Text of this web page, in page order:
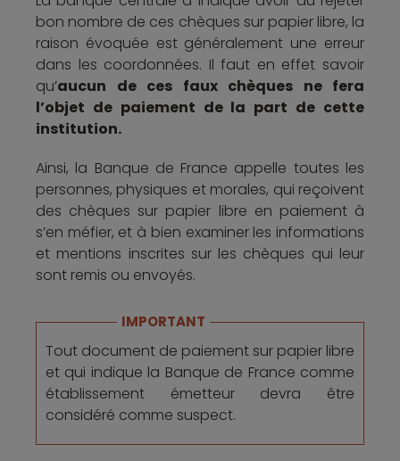
bon nombre de ces chèques sur papier libre, la
raison évoquée est généralement une erreur
dans les coordonnées. Il faut en effet savoir
qu’aucun de ces faux chèques ne fera
l’objet de paiement de la part de cette
institution.
Ainsi, la Banque de France appelle toutes les
personnes, physiques et morales, qui reçoivent
des chèques sur papier libre en paiement à
s’en méfier, et à bien examiner les informations
et mentions inscrites sur les chèques qui leur
sont remis ou envoyés.
IMPORTANT
Tout document de paiement sur papier libre
et qui indique la Banque de France comme
établissement émetteur devra être
considéré comme suspect.